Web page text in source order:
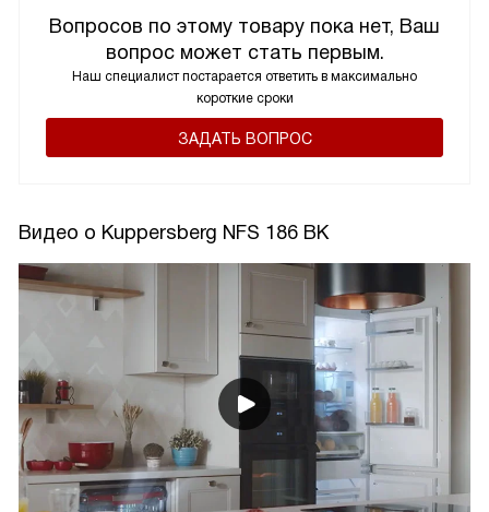
Вопросов по этому товару пока нет, Ваш
вопрос может стать первым.
Наш специалист постарается ответить в максимально
короткие сроки
ЗАДАТЬ ВОПРОС
Видео о Kuppersberg NFS 186 BK